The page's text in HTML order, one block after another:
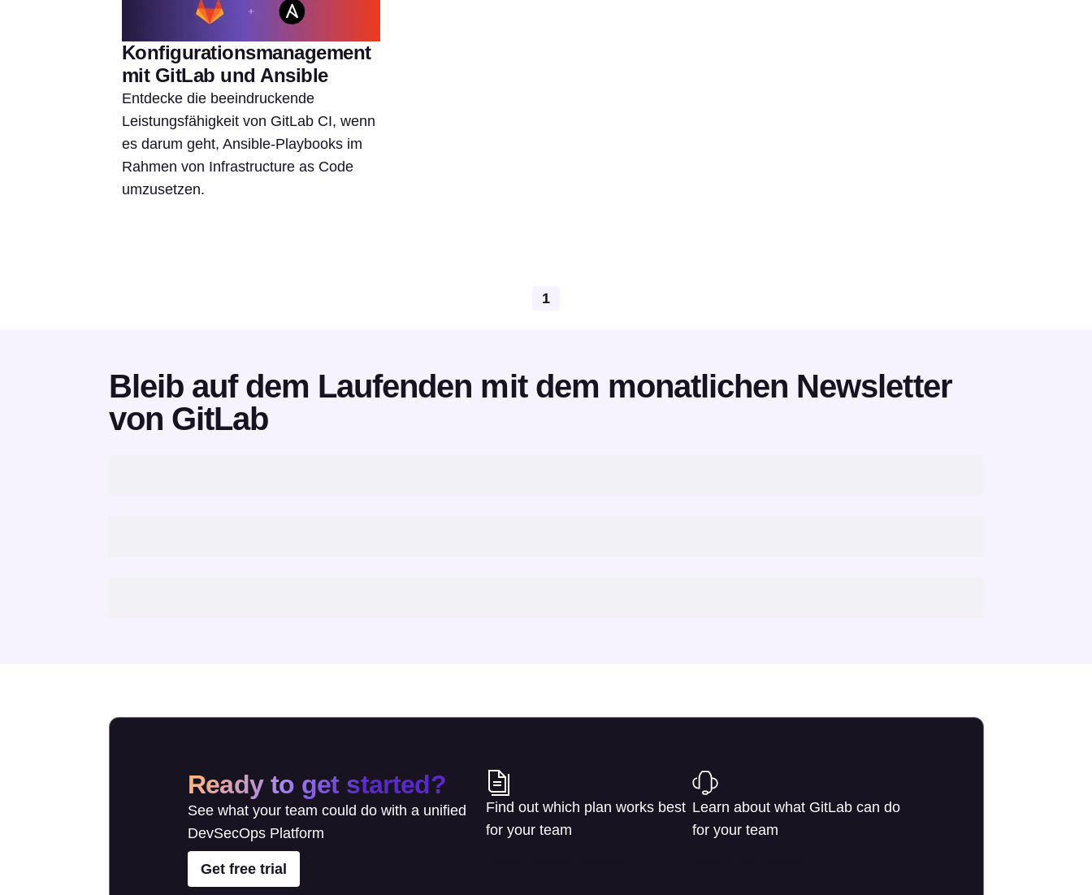
Konfigurationsmanagement
mit GitLab und Ansible
Entdecke die beeindruckende
Leistungsfähigkeit von GitLab CI, wenn
es darum geht, Ansible-Playbooks im
Rahmen von Infrastructure as Code
umzusetzen.
1
Bleib auf dem Laufenden mit dem monatlichen Newsletter
von GitLab
Ready to get started?
See what your team could do with a unified
DevSecOps Platform
Get free trial
Find out which plan works best
for your team
Learn about what GitLab can do
for your team